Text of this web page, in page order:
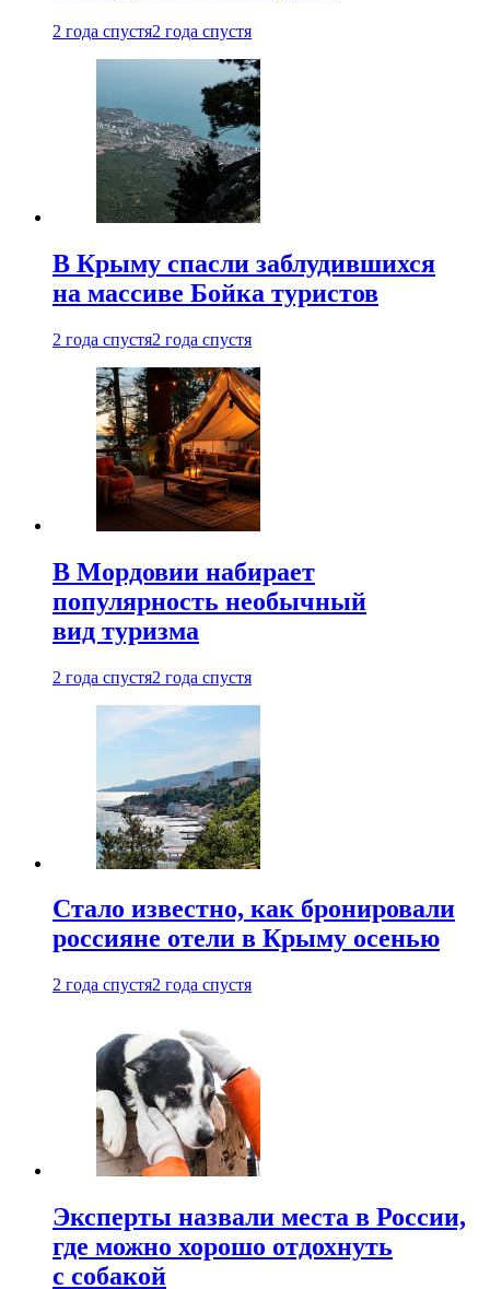
2 года спустя2 года спустя
В Крыму спасли заблудившихся
на массиве Бойка туристов
2 года спустя2 года спустя
В Мордовии набирает
популярность необычный
вид туризма
2 года спустя2 года спустя
Стало известно, как бронировали
россияне отели в Крыму осенью
2 года спустя2 года спустя
Эксперты назвали места в России,
где можно хорошо отдохнуть
с собакой